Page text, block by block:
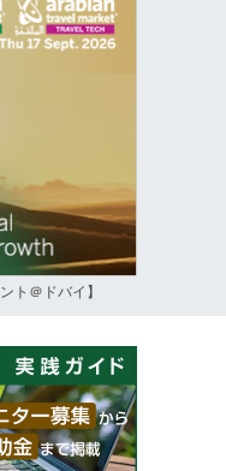
ト＠ドバイ】